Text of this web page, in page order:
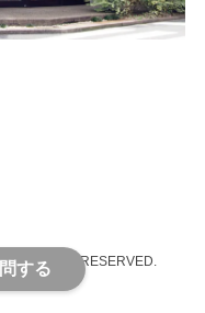
RIGHTS RESERVED.
する